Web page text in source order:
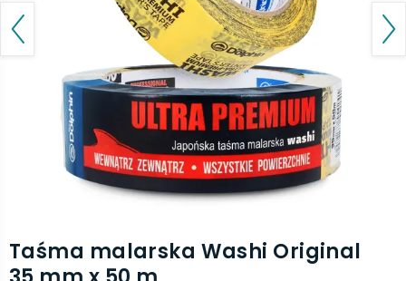
Taśma malarska Washi Original